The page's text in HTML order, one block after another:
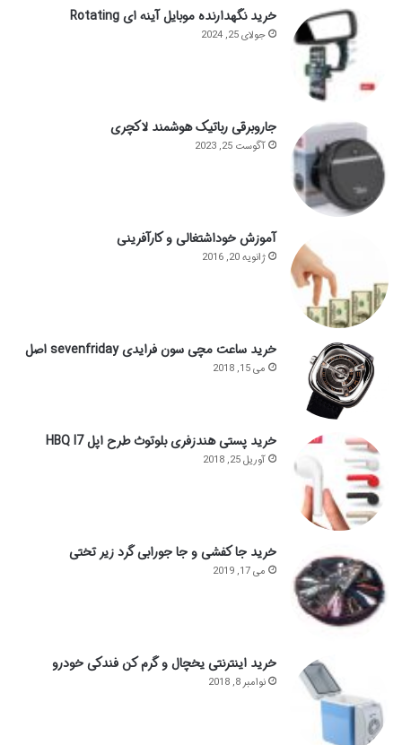
خرید نگهدارنده موبایل آینه ای Rotating
جولای 25, 2024
جاروبرقی رباتیک هوشمند لاکچری
آگوست 25, 2023
آموزش خوداشتغالی و کارآفرینی
ژانویه 20, 2016
خرید ساعت مچی سون فرایدی sevenfriday اصل
می 15, 2018
خرید پستی هندزفری بلوتوث طرح اپل HBQ I7
آوریل 25, 2018
خرید جا کفشی و جا جورابی گرد زیر تختی
می 17, 2019
خرید اینترنتی یخچال و گرم کن فندکی خودرو
نوامبر 8, 2018